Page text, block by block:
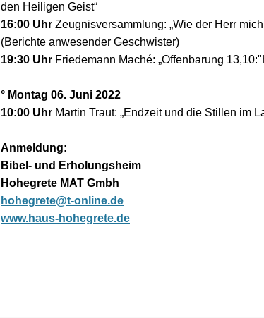
den Heiligen Geist“
16:00 Uhr Zeugnisversammlung: „Wie der Herr
(Berichte anwesender Geschwister)
19:30 Uhr Friedemann Maché: „Offenbarung
° Montag 06. Juni 2022
10:00 Uhr Martin Traut: „Endzeit und die Stillen im
Anmeldung:
Bibel- und Erholungsheim
Hohegrete MAT Gmbh
hohegrete@t-online.de
www.haus-hohegrete.de